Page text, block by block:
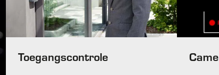
Toegangscontrole